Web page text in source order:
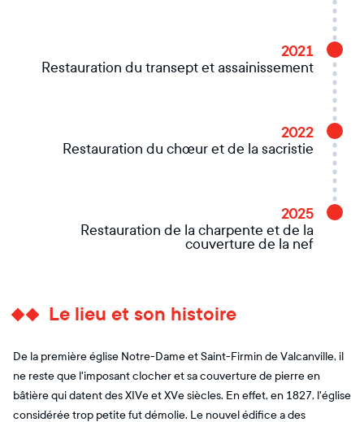
2021
Restauration du transept et assainissement
2022
Restauration du chœur et de la sacristie
2025
Restauration de la charpente et de la
couverture de la nef
Le lieu et son histoire
De la première église Notre-Dame et Saint-Firmin de Valcanville, il
ne reste que l'imposant clocher et sa couverture de pierre en
bâtière qui datent des XIVe et XVe siècles. En effet, en 1827, l'église
considérée trop petite fut démolie. Le nouvel édifice a des